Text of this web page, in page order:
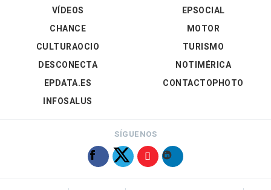
VÍDEOS
EPSOCIAL
CHANCE
CULTURAOCIO
DESCONECTA
EPDATA.ES
INFOSALUS
MOTOR
TURISMO
NOTIMÉRICA
CONTACTOPHOTO
SÍGUENOS